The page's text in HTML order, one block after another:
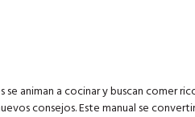
animan a cocinar y buscan comer
consejos. Este manual se